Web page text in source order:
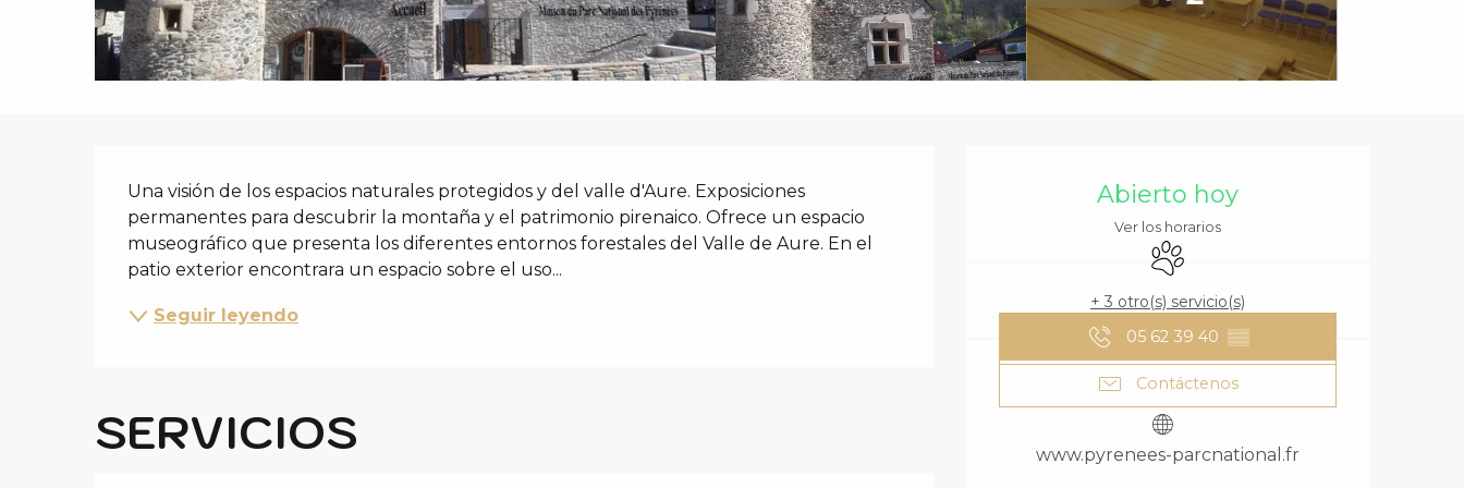
HORARIOS Y
Abierto hoy
Ver los horarios
Se aceptan animales
+ 3 otro(s) servicio(s)
05 62 39 40 ▒▒
Contáctenos
www.pyrenees-parcnational.fr
DESCRIPCIÓN
Una visión de los espacios naturales protegidos y del valle d'Aure. Exposiciones
permanentes para descubrir la montaña y el patrimonio pirenaico. Ofrece un espacio
museográfico que presenta los diferentes entornos forestales del Valle de Aure. En el
patio exterior encontrara un espacio sobre el uso...
Seguir leyendo
SERVICIOS